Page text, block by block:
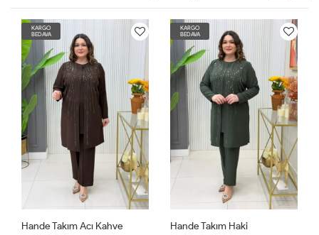
KARGO
BEDAVA
Hande Takım Haki
KARGO
BEDAVA
Hande Takım Bordo